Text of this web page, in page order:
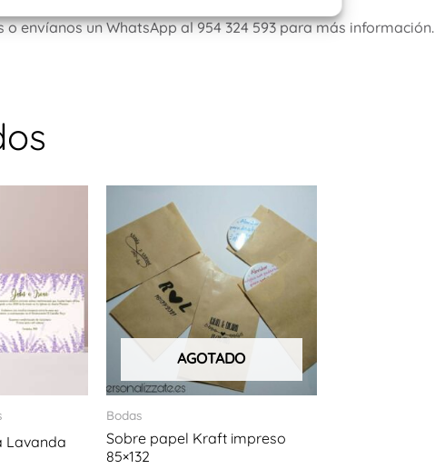
envíanos un WhatsApp al 954 324 593 para más información.
Lavanda
AGOTADO
Bodas
Sobre papel Kraft impreso
85×132